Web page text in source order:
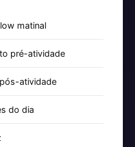
matinal
pré-atividade
atividade
do dia